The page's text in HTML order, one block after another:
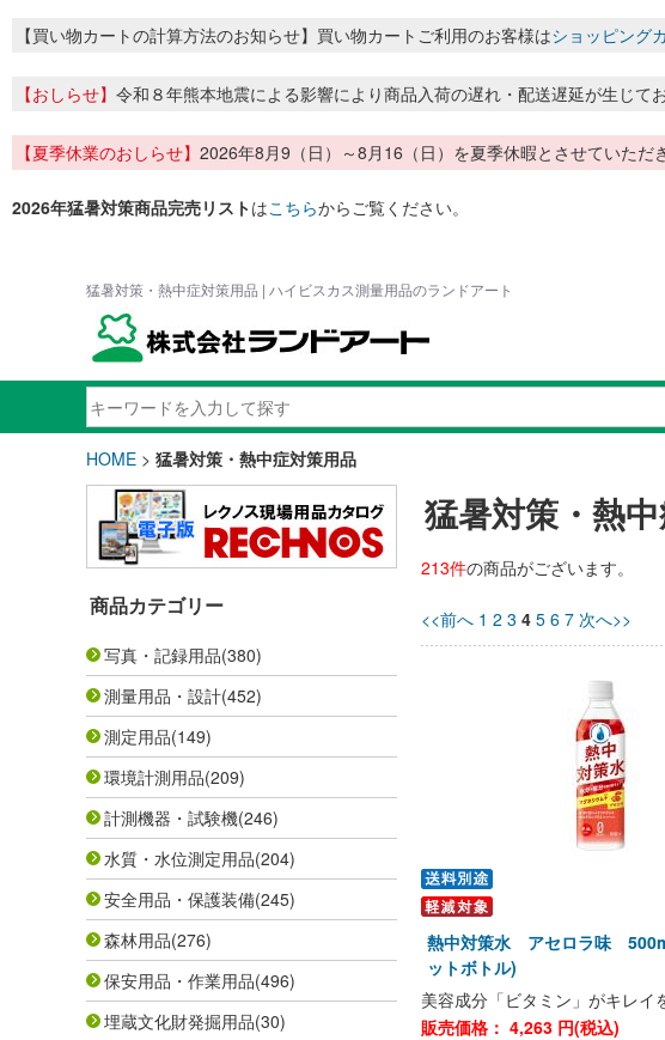
【買い物カートの計算方法のお知らせ】買い物カートご利用のお客様はショッピング
【おしらせ】 令和８年熊本地震による影響により商品入荷の遅れ・配送遅延が生じて
【夏季休業のおしらせ】 2026年8月9（日）～8月16（日）を夏季休暇とさせていただ
2026年猛暑対策商品完売リストはこちらからご覧ください。
猛暑対策・熱中症対策用品 | ハイビスカス測量用品のランドアート
HOME > 猛暑対策・熱中症対策用品
商品カテゴリー
写真・記録用品(380)
測量用品・設計(452)
測定用品(149)
環境計測用品(209)
計測機器・試験機(246)
水質・水位測定用品(204)
安全用品・保護装備(245)
森林用品(276)
保安用品・作業用品(496)
埋蔵文化財発掘用品(30)
猛暑対策・熱
213件の商品がございます。
<<前へ 1 2 3 4 5 6 7 次へ>>
熱中対策水 アセロラ味
ットボトル)
美容成分「ビタミン」がキレイ
販売価格： 4,263 円(税込)